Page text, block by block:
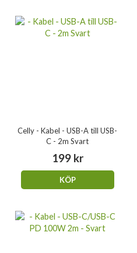
Celly - Kabel - USB-A till USB-
C - 2m Svart
199 kr
KÖP